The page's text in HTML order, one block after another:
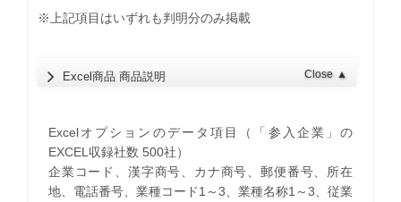
※上記項目はいずれも判明分のみ掲載
Excel商品 商品説明 Close ▲
Excelオプションのデータ項目（「参入企業」の
EXCEL収録社数 500社）
企業コード、漢字商号、カナ商号、郵便番号、所在
地、電話番号、業種コード1～3、業種名称1～3、従業